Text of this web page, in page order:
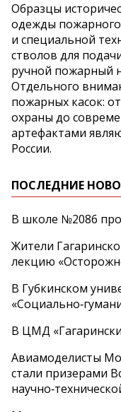
Образцы
одежды
и специальной
стволов для
ручной пожарный
Отдельного
пожарных касок:
охраны до
артефактами
России.
ПОСЛЕДНИЕ
В школе №2086
Жители
лекцию
В Губкинском
В ЦМД
Авиамоделисты
стали призерами